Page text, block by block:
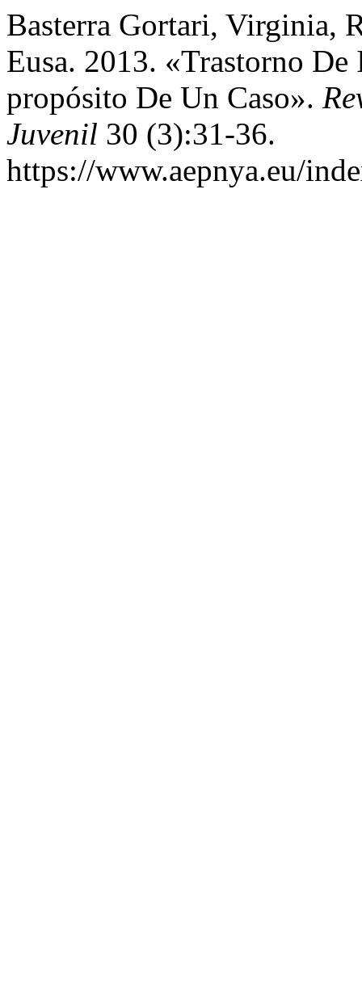
Basterra Gortari, Virginia,
Eusa. 2013. «Trastorno
propósito De Un Caso».
Juvenil 30 (3):31-36.
https://www.aepnya.eu/